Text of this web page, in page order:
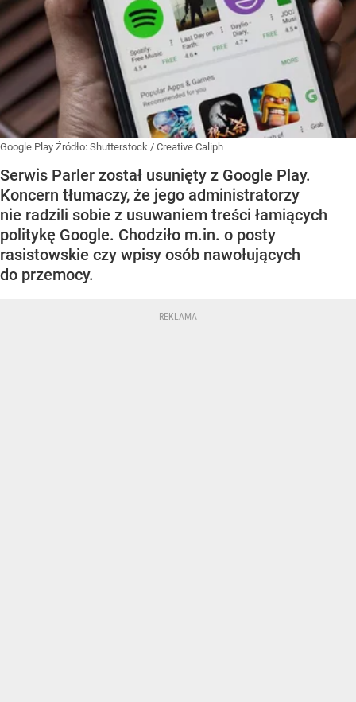
Google Play Źródło: Shutterstock / Creative Caliph
Serwis Parler został usunięty z Google Play.
Koncern tłumaczy, że jego administratorzy
nie radzili sobie z usuwaniem treści łamiących
politykę Google. Chodziło m.in. o posty
rasistowskie czy wpisy osób nawołujących
do przemocy.